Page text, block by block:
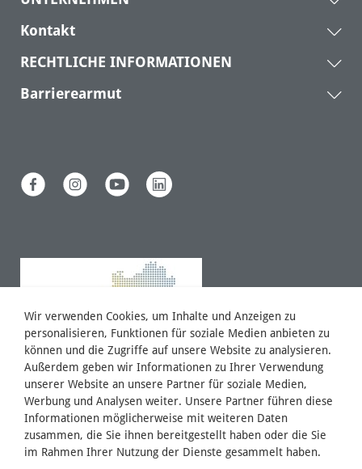
Kontakt
RECHTLICHE INFORMATIONEN
Barrierearmut
Wir verwenden Cookies, um Inhalte und Anzeigen zu
personalisieren, Funktionen für soziale Medien anbieten zu
können und die Zugriffe auf unsere Website zu analysieren.
Außerdem geben wir Informationen zu Ihrer Verwendung
unserer Website an unsere Partner für soziale Medien,
Werbung und Analysen weiter. Unsere Partner führen diese
Informationen möglicherweise mit weiteren Daten
zusammen, die Sie ihnen bereitgestellt haben oder die Sie
im Rahmen Ihrer Nutzung der Dienste gesammelt haben.